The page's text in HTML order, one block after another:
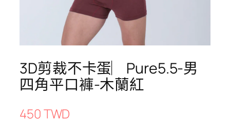
3D剪裁不卡蛋︳Pure5.5-男
四角平口褲-木蘭紅
450 TWD